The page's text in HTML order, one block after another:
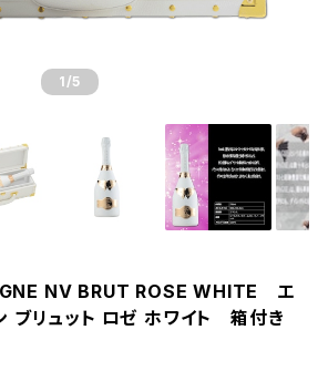
1 /5
NV BRUT ROSE WHITE エ
ブリュット ロゼ ホワイト 箱付き